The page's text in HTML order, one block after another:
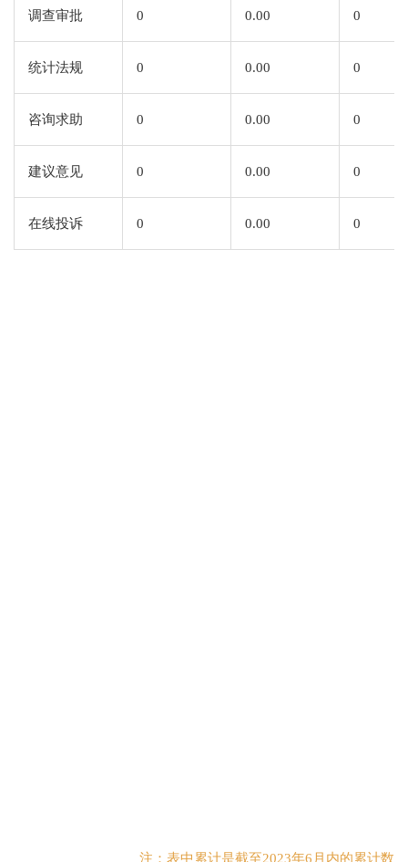
调查审批 0 0.00 0
统计法规 0 0.00 0
咨询求助 0 0.00 0
建议意见 0 0.00 0
在线投诉 0 0.00 0
注：表中累计是截至2023年6月内的累计数